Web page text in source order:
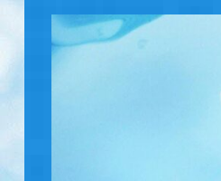
Skip to main content